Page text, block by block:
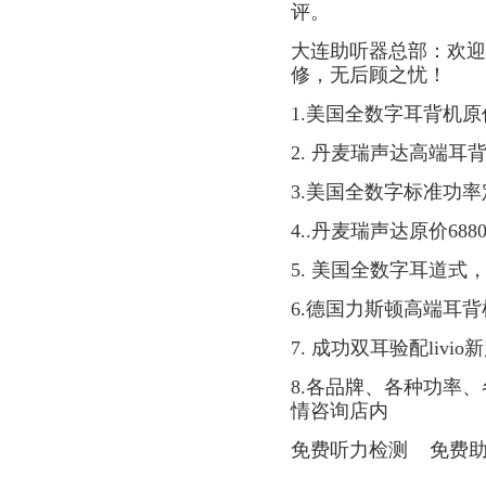
评。
大连助听器总部：欢
修，无后顾之忧！
1.美国全数字耳背机
2. 丹麦瑞声达高端耳
3.美国全数字标准功
4..丹麦瑞声达原价
5. 美国全数字耳道式
6.德国力斯顿高端耳
7. 成功双耳验配livio
8.各品牌、各种功率
情咨询店内
免费听力检测 免费